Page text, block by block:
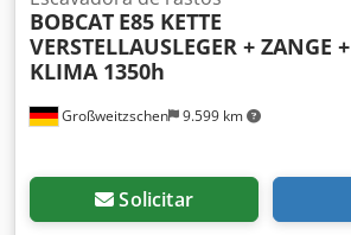
Großweitzschen 9.599 km
BOBCAT E85 KETTE
VERSTELLAUSLEGER + ZANGE +
KLIMA 1350h
Solicitar